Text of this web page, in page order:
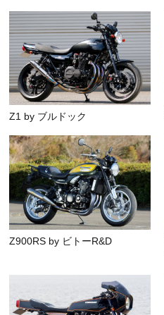
Z1 by ブルドック
Z900RS by ビトーR&D